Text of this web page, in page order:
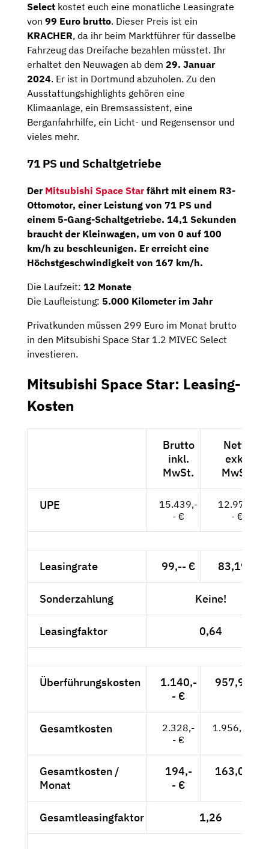
Select kostet euch eine monatliche Leasingrate
von 99 Euro brutto. Dieser Preis ist ein
KRACHER, da ihr beim Marktführer für dasselbe
Fahrzeug das Dreifache bezahlen müsstet. Ihr
erhaltet den Neuwagen ab dem 29. Januar
2024. Er ist in Dortmund abzuholen. Zu den
Ausstattungshighlights gehören eine
Klimaanlage, ein Bremsassistent, eine
Berganfahrhilfe, ein Licht- und Regensensor und
vieles mehr.
71 PS und Schaltgetriebe
Der Mitsubishi Space Starfährt mit einem R3-
Ottomotor, einer Leistung von 71 PS und
einem 5-Gang-Schaltgetriebe. 14,1 Sekunden
braucht der Kleinwagen, um von 0 auf 100
km/h zu beschleunigen. Er erreicht eine
Höchstgeschwindigkeit von 167 km/h.
Die Laufzeit: 12 Monate
Die Laufleistung: 5.000 Kilometer im Jahr
Privatkunden müssen 299 Euro im Monat brutto
in den Mitsubishi Space Star 1.2 MIVEC Select
investieren.
Mitsubishi Space Star: Leasing-
Kosten
Brutto
inkl.
MwSt.
Netto
exkl.
MwSt.
UPE
15.439,-
- €
12.974,-
- €
Leasingrate 99,-- € 83,19 €
Sonderzahlung Keine!
Leasingfaktor 0,64
Überführungskosten
1.140,-
- €
957,98 €
Gesamtkosten
2.328,-
- €
1.956,30 €
Gesamtkosten /
Monat
194,-
- €
163,03 €
Gesamtleasingfaktor 1,26